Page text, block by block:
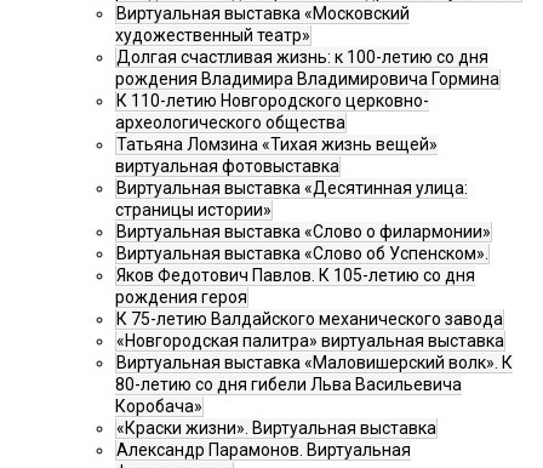
Виртуальная выставка «Московский
художественный театр»
Долгая счастливая жизнь: к 100-летию со дня
рождения Владимира Владимировича Гормина
К 110-летию Новгородского церковно-
археологического общества
Татьяна Ломзина «Тихая жизнь вещей»
виртуальная фотовыставка
Виртуальная выставка «Десятинная улица:
страницы истории»
Виртуальная выставка «Слово о филармонии»
Виртуальная выставка «Слово об Успенском».
Яков Федотович Павлов. К 105-летию со дня
рождения героя
К 75-летию Валдайского механического завода
«Новгородская палитра» виртуальная выставка
Виртуальная выставка «Маловишерский волк». К
80-летию со дня гибели Льва Васильевича
Коробача»
«Краски жизни». Виртуальная выставка
Александр Парамонов. Виртуальная